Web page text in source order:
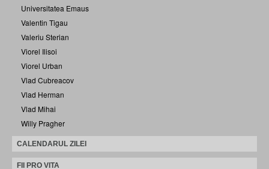
Universitatea Emaus
Valentin Tigau
Valeriu Sterian
Viorel Ilisoi
Viorel Urban
Vlad Cubreacov
Vlad Herman
Vlad Mihai
Willy Pragher
CALENDARUL ZILEI
FII PRO VITA